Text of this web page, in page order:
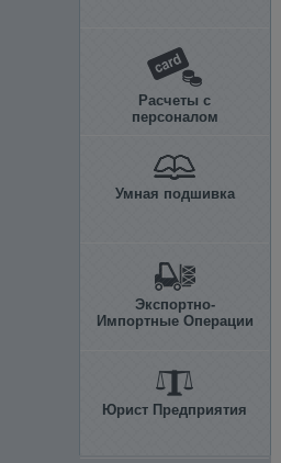
Расчеты с
персоналом
Умная подшивка
Экспортно-
Импортные Операции
Юрист Предприятия